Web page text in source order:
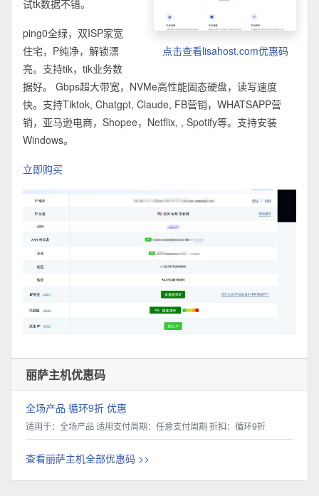
点击查看lisahost.com优惠码
试tk数据不错。
ping0全绿，双ISP家宽
住宅，P纯净，解锁漂
亮。支持tik，tik业务数
据好。 Gbps超大带宽，NVMe高性能固态硬盘，读写速度
快。支持Tiktok, Chatgpt, Claude, FB营销，WHATSAPP营
销，亚马逊电商，Shopee，Netflix, , Spotify等。支持安装
Windows。
立即购买
丽萨主机优惠码
全场产品 循环9折 优惠
适用于：全场产品 适用支付周期：任意支付周期 折扣：循环9折
查看丽萨主机全部优惠码 >>